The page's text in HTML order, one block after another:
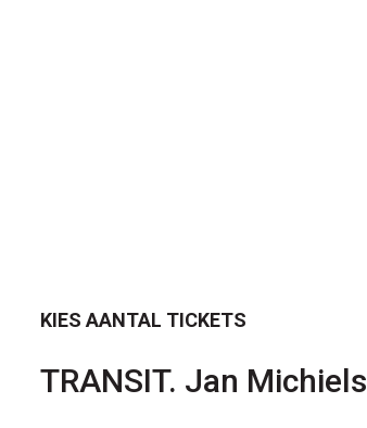
KIES AANTAL TICKETS
TRANSIT. Jan Michiels